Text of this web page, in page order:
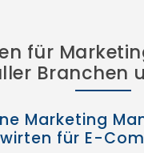
für
Branchen
Marketing
für E-